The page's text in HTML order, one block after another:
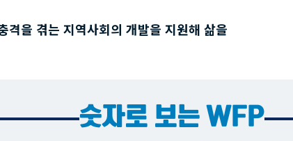
격을 겪는 지역사회의 개발을 지원해 삶을
숫자로 보는 WFP